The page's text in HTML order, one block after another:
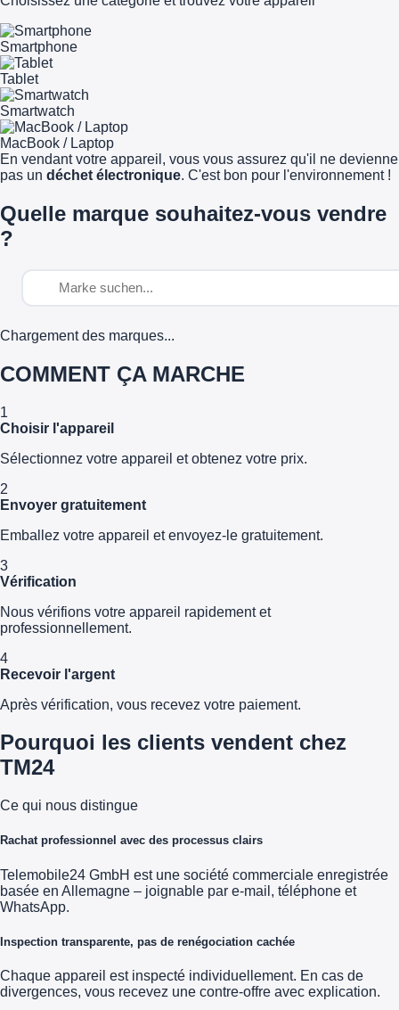
Smartphone
Tablet
Smartwatch
MacBook / Laptop
En vendant votre appareil, vous vous assurez qu'il ne devienne
pas un déchet électronique. C'est bon pour l'environnement !
Quelle marque souhaitez-vous vendre
?
Chargement des marques...
COMMENT ÇA MARCHE
1
Choisir l'appareil
Sélectionnez votre appareil et obtenez votre prix.
2
Envoyer gratuitement
Emballez votre appareil et envoyez-le gratuitement.
3
Vérification
Nous vérifions votre appareil rapidement et
professionnellement.
4
Recevoir l'argent
Après vérification, vous recevez votre paiement.
Pourquoi les clients vendent chez
TM24
Ce qui nous distingue
Rachat professionnel avec des processus clairs
Telemobile24 GmbH est une société commerciale enregistrée
basée en Allemagne – joignable par e-mail, téléphone et
WhatsApp.
Inspection transparente, pas de renégociation cachée
Chaque appareil est inspecté individuellement. En cas de
divergences, vous recevez une contre-offre avec explication.